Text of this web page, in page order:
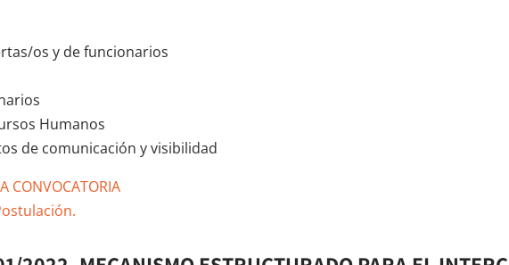
os y de funcionarios
Humanos
de comunicación y visibilidad
CONVOCATORIA